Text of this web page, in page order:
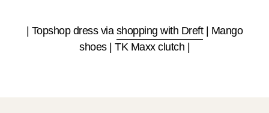
| Topshop dress via shopping with Dreft| Mango
shoes | TK Maxx clutch |